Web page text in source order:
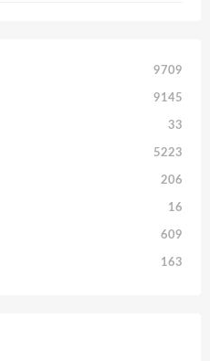
9709
9145
33
5223
206
16
609
163